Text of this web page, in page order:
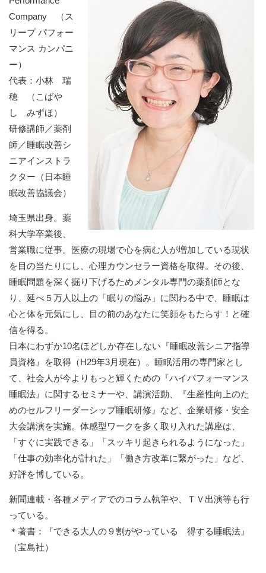
Company （ス
リープ パフォー
マンス カンパニ
ー）
代表：小林 瑞
穂 （こばや
し みずほ）
研修講師／薬剤
師／睡眠改善シ
ニアインストラ
クター（日本睡
眠改善協議会）
埼玉県出身。薬
科大学卒業後、
営業職に従事。医療の現場で心を病む人が増加している現状
を目の当たりにし、心理カウンセラー資格を取得。その後、
睡眠問題を深く掘り下げるためメンタル専門の薬剤師とな
り、延べ５万人以上の「眠りの悩み」に関わる中で、睡眠は
心と体を元気にし、目の前のあなたに笑顔をもたらす！と確
信を得る。
日本にわずか10名ほどしか存在しない『睡眠改善シニア指導
員資格』を取得（H29年3月現在）。睡眠活用の専門家とし
て、社会人が今よりもっと輝くための『ハイパフォーマンス
睡眠法』に関するセミナーや、講演活動、『生産性向上のた
めのセルフリーダーシップ睡眠研修』など、企業研修・安全
大会講演を実施。体感型ワークを多く取り入れた講座は、
「すぐに実践できる」「スッキリ起きられるようになった」
「仕事の効率化が計れた」「働き方改革に繋がった」など、
好評を博している。
新聞連載・各種メディアでのコラム執筆や、ＴＶ出演等も行
っている。
＊著書：『できる大人の９割がやっている 得する睡眠法』
（宝島社）